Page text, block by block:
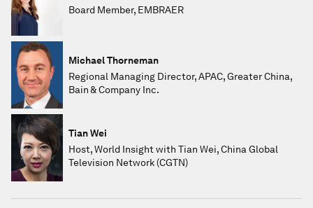
Board Member, EMBRAER
Michael Thorneman
Regional Managing Director, APAC, Greater China,
Bain & Company Inc.
Tian Wei
Host, World Insight with Tian Wei, China Global
Television Network (CGTN)